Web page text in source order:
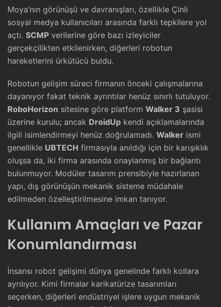
Moya’nın görünüşü ve davranışları, özellikle Çinli
sosyal medya kullanıcıları arasında farklı tepkilere yol
açtı. SCMP verilerine göre bazı izleyiciler
gerçekçilikten etkilenirken, diğerleri robotun
hareketlerini ürkütücü buldu.
Robotun gelişim süreci firmanın önceki çalışmalarına
dayanıyor fakat teknik ayrıntılar henüz sınırlı tutuluyor.
RoboHorizon sitesine göre platform Walker 3 şasisi
üzerine kurulu; ancak DroidUp kendi açıklamalarında
ilgili isimlendirmeyi henüz doğrulamadı. Walker ismi
genellikle UBTECH firmasıyla anıldığı için bir karışıklık
oluşsa da, iki firma arasında onaylanmış bir bağlantı
bulunmuyor. Modüler tasarım prensibiyle hazırlanan
yapı, dış görünüşün mekanik sisteme müdahale
edilmeden özelleştirilmesine imkan tanıyor.
Kullanım Amaçları ve Pazar
Konumlandırması
İnsansı robot gelişimi dünya genelinde farklı kollara
ayrılıyor. Kimi firmalar karikatürize tasarımları
seçerken, diğerleri endüstriyel işlere uygun mekanik